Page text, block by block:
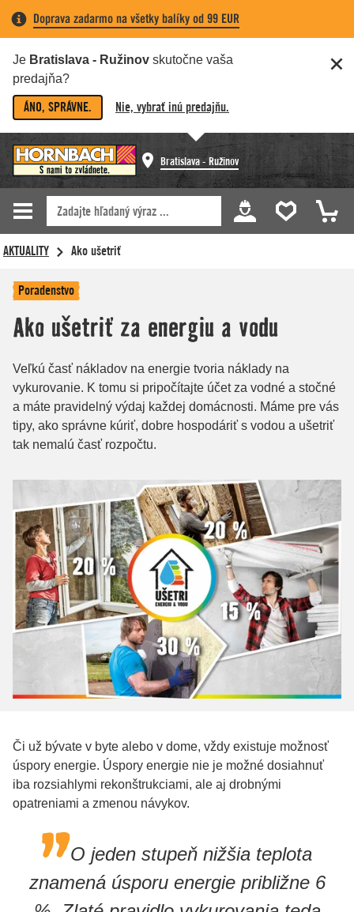
Doprava zadarmo na všetky balíky od 99 EUR
Je Bratislava - Ružinov skutočne vaša
predajňa?
ÁNO, SPRÁVNE. Nie, vybrať inú predajňu.
Bratislava - Ružinov